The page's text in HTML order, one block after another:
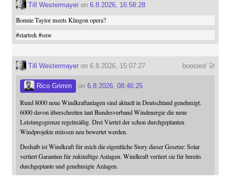
Till Westermayeron 6.8.2026, 16:58:28
Bonnie Taylor meets Klingon opera?
#startrek #snw
boosted 🚀
Till Westermayeron 6.8.2026, 15:07:27
Rico Grimm on 6.8.2026, 08:46:25
Rund 8000 neue Windkraftanlagen sind aktuell in Deutschland genehmigt.
6000 davon überschreiten laut Bundesverband Windenergie die neue
Leistungsgrenze regelmäßig. Drei Viertel der schon durchgeplanten
Windprojekte müssen neu bewertet werden.
Deshalb ist Windkraft für mich die eigentliche Story dieser Gesetze: Solar
verliert Garantien für zukünftige Anlagen. Windkraft verliert sie für bereits
durchgeplante und genehmigte Anlagen.